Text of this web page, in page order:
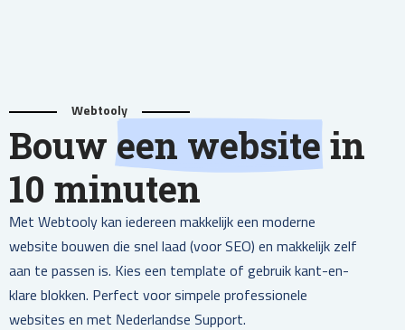
Webtooly
Bouw een website in
10 minuten
Met Webtooly kan iedereen makkelijk een moderne
website bouwen die snel laad (voor SEO) en makkelijk zelf
aan te passen is. Kies een template of gebruik kant-en-
klare blokken. Perfect voor simpele professionele
websites en met Nederlandse Support.